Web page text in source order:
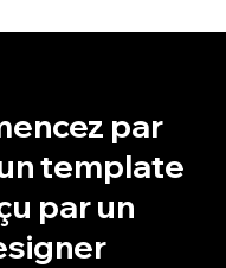
par
template
par un